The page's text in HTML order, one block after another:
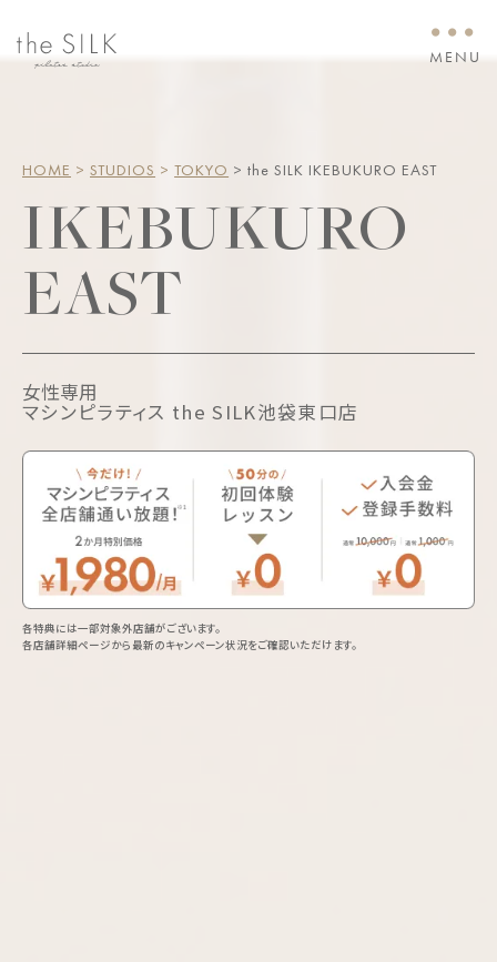
HOME > STUDIOS > TOKYO > the SILK IKEBUKURO EAST
IKEBUKURO
EAST
女性専用
マシンピラティス the SILK池袋東口店
各特典には一部対象外店舗がございます。
各店舗詳細ページから最新のキャンペーン状況をご確認いただけます。
・・・
MENU